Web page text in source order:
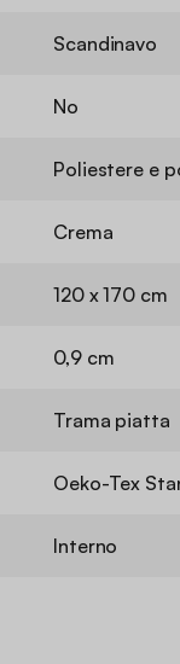
Scandinavo
No
Poliestere e
Crema
120 x 170 cm
0,9 cm
Trama piatta
Oeko-Tex
Interno